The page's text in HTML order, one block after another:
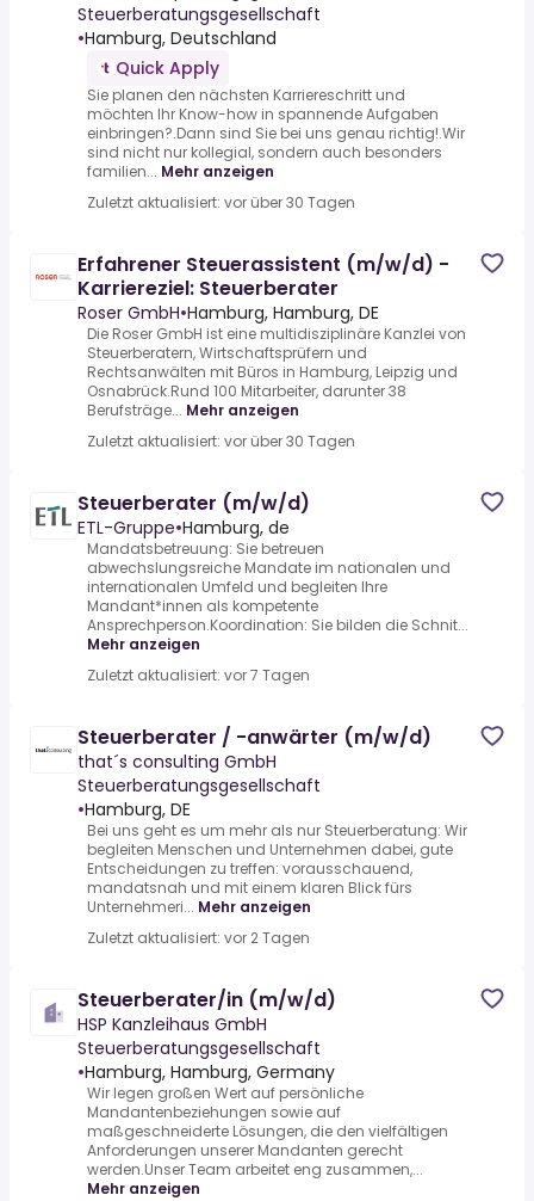
Steuerberatungsgesellschaft
•Hamburg, Deutschland
Quick Apply
Sie planen den nächsten Karriereschritt und
möchten Ihr Know-how in spannende Aufgaben
einbringen?.Dann sind Sie bei uns genau richtig!.Wir
sind nicht nur kollegial, sondern auch besonders
familien... Mehr anzeigen
Zuletzt aktualisiert: vor über 30 Tagen
Erfahrener Steuerassistent (m/w/d) -
Karriereziel: Steuerberater
Roser GmbH•Hamburg, Hamburg, DE
Die Roser GmbH ist eine multidisziplinäre Kanzlei von
Steuerberatern, Wirtschaftsprüfern und
Rechtsanwälten mit Büros in Hamburg, Leipzig und
Osnabrück.Rund 100 Mitarbeiter, darunter 38
Berufsträge... Mehr anzeigen
Zuletzt aktualisiert: vor über 30 Tagen
Steuerberater (m/w/d)
ETL-Gruppe•Hamburg, de
Mandatsbetreuung: Sie betreuen
abwechslungsreiche Mandate im nationalen und
internationalen Umfeld und begleiten Ihre
Mandant*innen als kompetente
Ansprechperson.Koordination: Sie bilden die Schnit...
Mehr anzeigen
Zuletzt aktualisiert: vor 7 Tagen
Steuerberater / -anwärter (m/w/d)
that´s consulting GmbH
Steuerberatungsgesellschaft
•Hamburg, DE
Bei uns geht es um mehr als nur Steuerberatung: Wir
begleiten Menschen und Unternehmen dabei, gute
Entscheidungen zu treffen: vorausschauend,
mandatsnah und mit einem klaren Blick fürs
Unternehmeri... Mehr anzeigen
Zuletzt aktualisiert: vor 2 Tagen
Steuerberater/in (m/w/d)
HSP Kanzleihaus GmbH
Steuerberatungsgesellschaft
•Hamburg, Hamburg, Germany
Wir legen großen Wert auf persönliche
Mandantenbeziehungen sowie auf
maßgeschneiderte Lösungen, die den vielfältigen
Anforderungen unserer Mandanten gerecht
werden.Unser Team arbeitet eng zusammen,...
Mehr anzeigen